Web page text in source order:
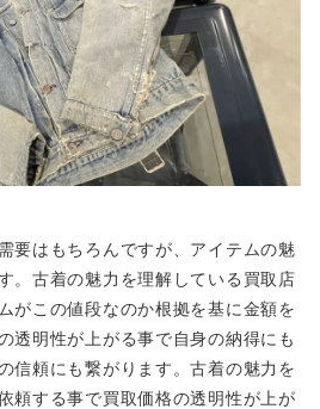
要はもちろんですが、アイテムの魅
。古着の魅力を理解している買取店
がこの値段なのか根拠を基に金額を
透明性が上がる事で自身の納得にも
信頼にも繋がります。古着の魅力を
頼する事で買取価格の透明性が上が